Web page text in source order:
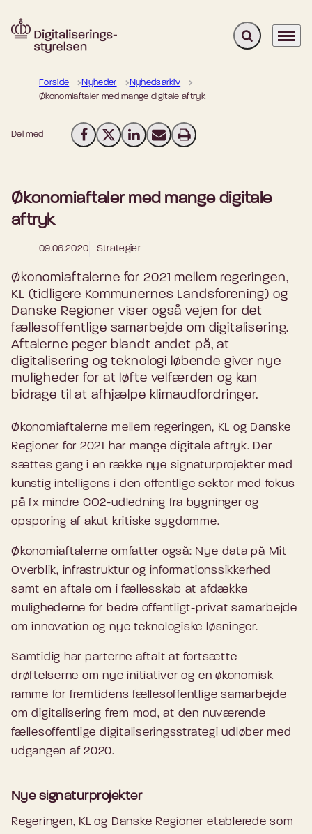
Gå til forsiden Fold søgefelt
Menu
Forside Nyheder
Nyhedsarkiv
Økonomiaftaler med mange digitale aftryk
Del med Del på Facebook
Del på X (Twitter)
Del på LinkedIn
Send email
Print
Økonomiaftaler med mange digitale
aftryk
09.06.2020 Strategier
Økonomiaftalerne for 2021 mellem regeringen,
KL (tidligere Kommunernes Landsforening) og
Danske Regioner viser også vejen for det
fællesoffentlige samarbejde om digitalisering.
Aftalerne peger blandt andet på, at
digitalisering og teknologi løbende giver nye
muligheder for at løfte velfærden og kan
bidrage til at afhjælpe klimaudfordringer.
Økonomiaftalerne mellem regeringen, KL og Danske
Regioner for 2021 har mange digitale aftryk. Der
sættes gang i en række nye signaturprojekter med
kunstig intelligens i den offentlige sektor med fokus
på fx mindre CO2-udledning fra bygninger og
opsporing af akut kritiske sygdomme.
Økonomiaftalerne omfatter også: Nye data på Mit
Overblik, infrastruktur og informationssikkerhed
samt en aftale om i fællesskab at afdække
mulighederne for bedre offentligt-privat samarbejde
om innovation og nye teknologiske løsninger.
Samtidig har parterne aftalt at fortsætte
drøftelserne om nye initiativer og en økonomisk
ramme for fremtidens fællesoffentlige samarbejde
om digitalisering frem mod, at den nuværende
fællesoffentlige digitaliseringsstrategi udløber med
udgangen af 2020.
Nye signaturprojekter
Regeringen, KL og Danske Regioner etablerede som